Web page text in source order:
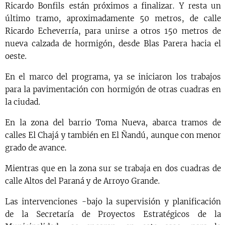
Ricardo Bonfils están próximos a finalizar. Y resta un
último tramo, aproximadamente 50 metros, de calle
Ricardo Echeverría, para unirse a otros 150 metros de
nueva calzada de hormigón, desde Blas Parera hacia el
oeste.
En el marco del programa, ya se iniciaron los trabajos
para la pavimentación con hormigón de otras cuadras en
la ciudad.
En la zona del barrio Toma Nueva, abarca tramos de
calles El Chajá y también en El Ñandú, aunque con menor
grado de avance.
Mientras que en la zona sur se trabaja en dos cuadras de
calle Altos del Paraná y de Arroyo Grande.
Las intervenciones -bajo la supervisión y planificación
de la Secretaría de Proyectos Estratégicos de la